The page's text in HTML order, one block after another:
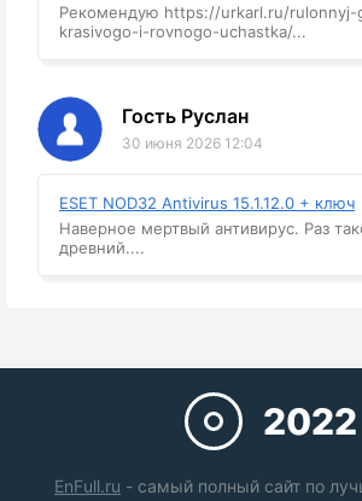
Рекомендую https://urkarl.ru/rulonnyj-
krasivogo-i-rovnogo-uchastka/...
Гость Руслан
30 июня 2026 12:04
ESET NOD32 Antivirus 15.1.12.0 + ключ
Наверное мертвый антивирус. Раз
древний....
2022
EnFull.ru - самый полный сайт по